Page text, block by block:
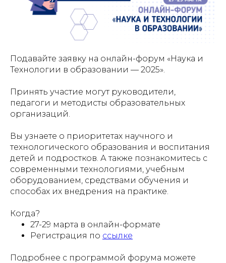
Подавайте заявку на онлайн-форум «Наука и
Технологии в образовании — 2025».
Принять участие могут руководители,
педагоги и методисты образовательных
организаций.
Вы узнаете о приоритетах научного и
технологического образования и воспитания
детей и подростков. А также познакомитесь с
современными технологиями, учебным
оборудованием, средствами обучения и
способах их внедрения на практике.
Когда?
27-29 марта в онлайн-формате
Регистрация по ссылке
Подробнее с программой форума можете